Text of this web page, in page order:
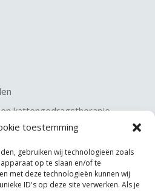
toestemming
gebruiken wij technologieën zoals
op te slaan en/of te
met deze technologieën kunnen wij
ID's op deze site verwerken. Als je
kattengedragstherapie